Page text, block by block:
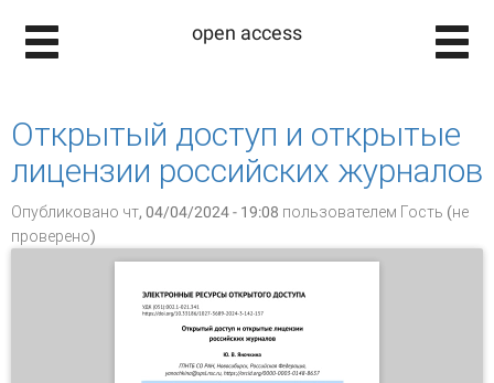
open access
Открытый доступ и открытые
лицензии российских журналов
Опубликовано чт, 04/04/2024 - 19:08 пользователем Гость (не
проверено)